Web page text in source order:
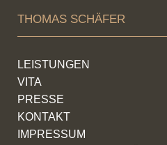
THOMAS SCHÄFER
LEISTUNGEN
VITA
PRESSE
KONTAKT
IMPRESSUM